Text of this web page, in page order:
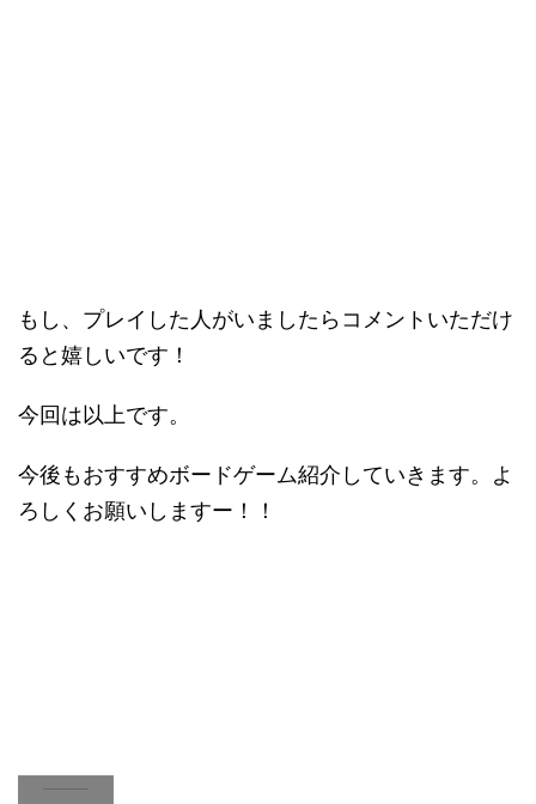
もし、プレイした人がいましたらコメントいただけ
ると嬉しいです！
今回は以上です。
今後もおすすめボードゲーム紹介していきます。よ
ろしくお願いしますー！！